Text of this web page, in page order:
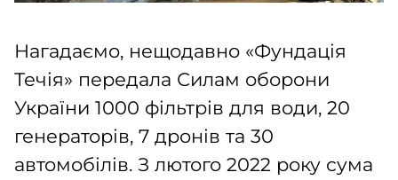
Нагадаємо, нещодавно «Фундація
Течія» передала Силам оборони
України 1000 фільтрів для води, 20
генераторів, 7 дронів та 30
автомобілів. З лютого 2022 року сума